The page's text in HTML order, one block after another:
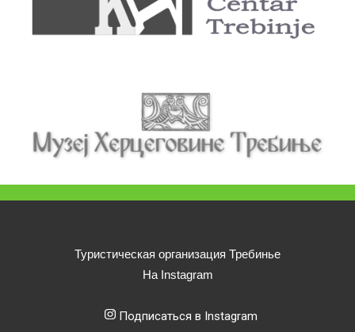
Туристическая организация Требинье
На Instagram
Подписаться в Instagram